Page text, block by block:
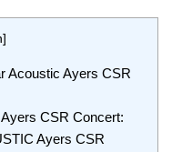
]
Acoustic Ayers CSR
CSR Concert:
Ayers CSR